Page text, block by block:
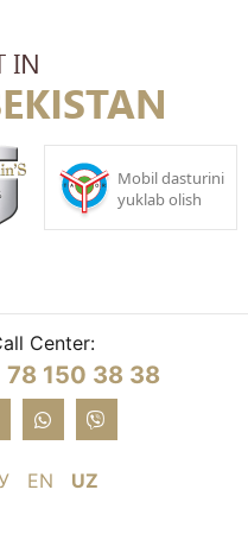
Center:
78 150 38 38
EN UZ